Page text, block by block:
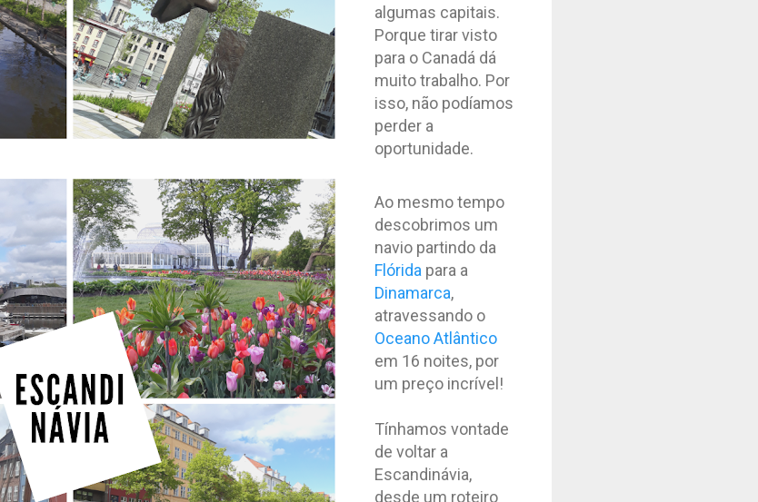
algumas capitais.
Porque tirar visto
para o Canadá dá
muito trabalho. Por
isso, não podíamos
perder a
oportunidade.
Ao mesmo tempo
descobrimos um
navio partindo da
Flórida para a
Dinamarca,
atravessando o
Oceano Atlântico
em 16 noites, por
um preço incrível!
Tínhamos vontade
de voltar a
Escandinávia,
desde um roteiro